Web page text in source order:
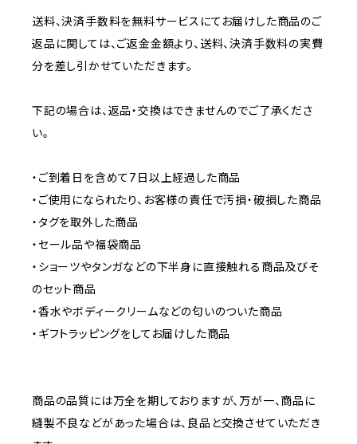
送料、決済手数料を無料サービスにてお届けした商品のご
返品に関しては、ご返金金額より、送料、決済手数料の実費
分を差し引かせていただきます。
下記の場合は、返品・交換はできませんのでご了承くださ
い。
・ご到着日を含めて7日以上経過した商品
・ご使用になられたり、お客様の責任で汚損・破損した商品
・タグを取外した商品
・セール品や福袋商品
・ショーツやタンガなどの下半身に直接触れる商品及びそ
のセット商品
・香水やボディークリームなどの匂いのついた商品
・ギフトラッピングをしてお届けした商品
商品の品質には万全を期しておりますが、万が一、商品に
縫製不良などがあった場合は、良品と交換させていただき